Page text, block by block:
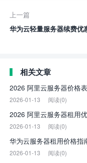
上一篇
华为云轻量服务器续费优
相关文章
2026 阿里云服务器价格
2026-01-13 阅读(0)
2026 阿里云服务器租用
2026-01-13 阅读(0)
华为云服务器租用价格指
2026-01-13 阅读(0)